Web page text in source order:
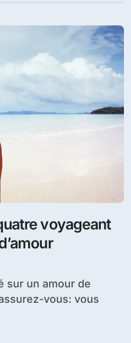
voyageant
vous: vous